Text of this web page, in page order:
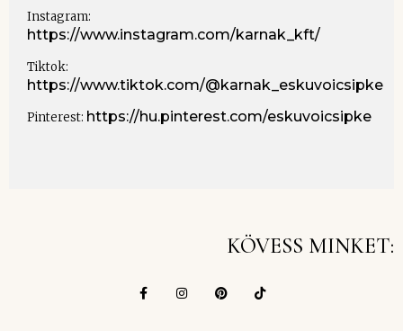
Instagram:
https://www.instagram.com/karnak_kft/
Tiktok:
https://www.tiktok.com/@karnak_eskuvoicsipke
Pinterest: https://hu.pinterest.com/eskuvoicsipke
KÖVESS MINKET: